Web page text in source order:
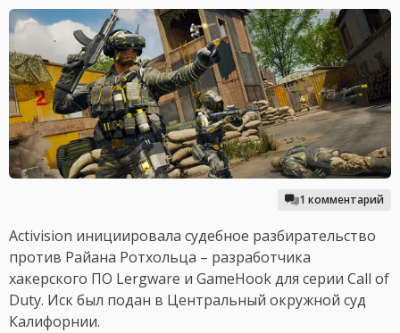
1 комментарий
Activision инициировала судебное разбирательство
против Райана Ротхольца – разработчика
хакерского ПО Lergware и GameHook для серии Call of
Duty. Иск был подан в Центральный окружной суд
Калифорнии.